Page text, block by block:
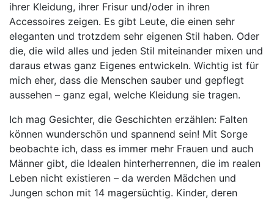
ihrer Kleidung, ihrer Frisur und/oder in ihren
Accessoires zeigen. Es gibt Leute, die einen sehr
eleganten und trotzdem sehr eigenen Stil haben. Oder
die, die wild alles und jeden Stil miteinander mixen und
daraus etwas ganz Eigenes entwickeln. Wichtig ist für
mich eher, dass die Menschen sauber und gepflegt
aussehen – ganz egal, welche Kleidung sie tragen.
Ich mag Gesichter, die Geschichten erzählen: Falten
können wunderschön und spannend sein! Mit Sorge
beobachte ich, dass es immer mehr Frauen und auch
Männer gibt, die Idealen hinterherrennen, die im realen
Leben nicht existieren – da werden Mädchen und
Jungen schon mit 14 magersüchtig. Kinder, deren